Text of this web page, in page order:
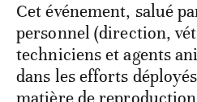
Cet événement, salué
personnel (direction,
techniciens et agents
dans les efforts